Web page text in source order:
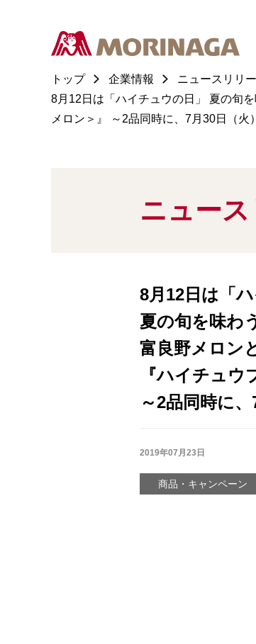
トップ 企業情報
ニュースリリ
8月12日は「ハイチュウの日」 夏の旬
メロン＞』 ～2品同時に、7月30日（火
ニュー
8月12日は「
夏の旬を味わ
富良野メロン
『ハイチュウ
～2品同時に
2019年07月23日
商品・キャンペーン